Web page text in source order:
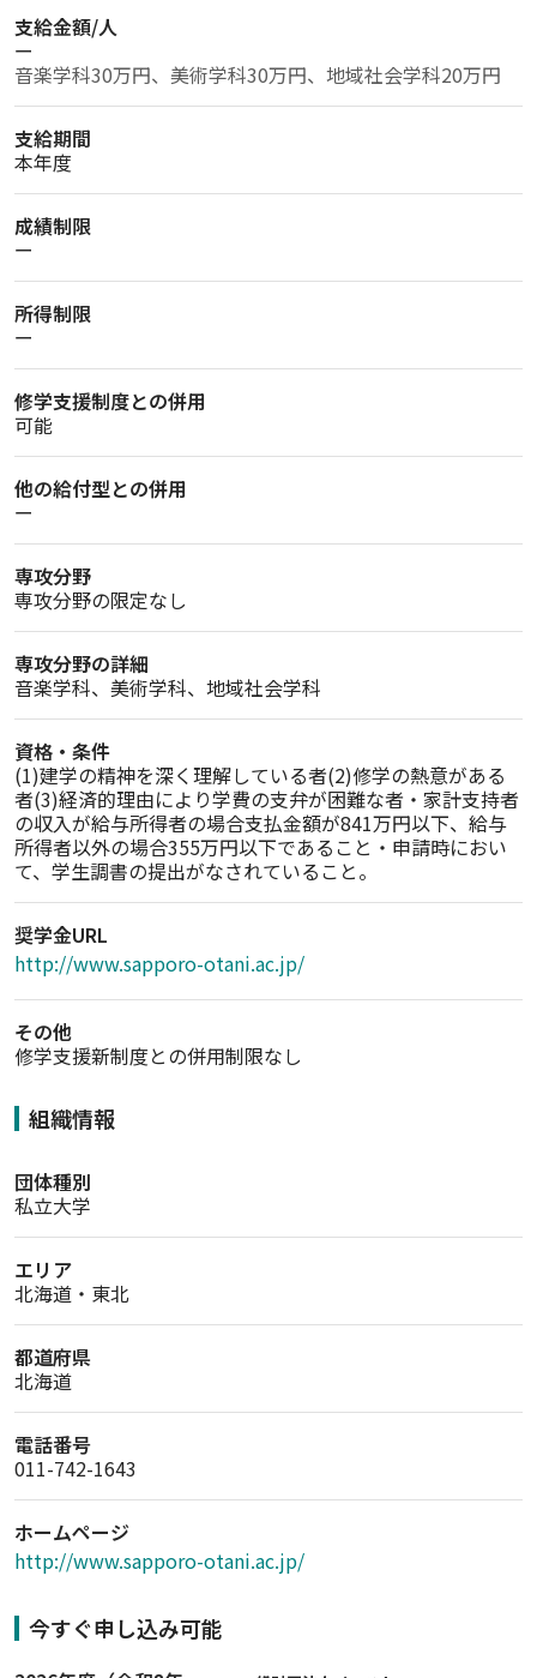
支給金額/人
ー
音楽学科30万円、美術学科30万円、地域社会学科20万円
支給期間
本年度
成績制限
ー
所得制限
ー
修学支援制度との併用
可能
他の給付型との併用
ー
専攻分野
専攻分野の限定なし
専攻分野の詳細
音楽学科、美術学科、地域社会学科
資格・条件
(1)建学の精神を深く理解している者(2)修学の熱意がある
者(3)経済的理由により学費の支弁が困難な者・家計支持者
の収入が給与所得者の場合支払金額が841万円以下、給与
所得者以外の場合355万円以下であること・申請時におい
て、学生調書の提出がなされていること。
奨学金URL
http://www.sapporo-otani.ac.jp/
その他
修学支援新制度との併用制限なし
組織情報
団体種別
私立大学
エリア
北海道・東北
都道府県
北海道
電話番号
011-742-1643
ホームページ
http://www.sapporo-otani.ac.jp/
今すぐ申し込み可能